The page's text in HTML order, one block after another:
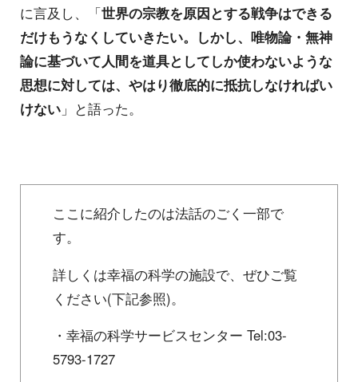
に言及し、「世界の宗教を原因とする戦争はできる
だけもうなくしていきたい。しかし、唯物論・無神
論に基づいて人間を道具としてしか使わないような
思想に対しては、やはり徹底的に抵抗しなければい
けない 」と語った。
ここに紹介したのは法話のごく一部で
す。
詳しくは幸福の科学の施設で、ぜひご覧
ください(下記参照)。
・幸福の科学サービスセンター Tel:03-
5793-1727